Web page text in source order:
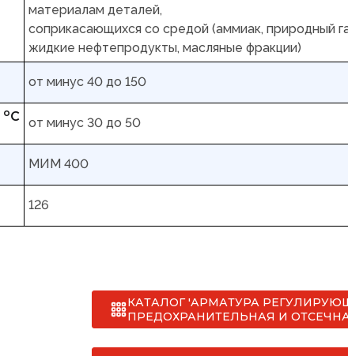
материалам деталей,
соприкасающихся со средой (аммиак, природный
жидкие нефтепродукты, масляные фракции)
от минус 40 до 150
оС от минус 30 до 50
МИМ 400
126
КАТАЛОГ 'АРМАТУРА
ПРЕДОХРАНИТЕЛЬНАЯ И